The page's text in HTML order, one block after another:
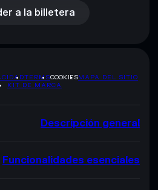
a la billetera
TERMSCOOKIESMAPA DEL SITIO
KIT DE MARCA
Descripción general
Funcionalidades esenciales